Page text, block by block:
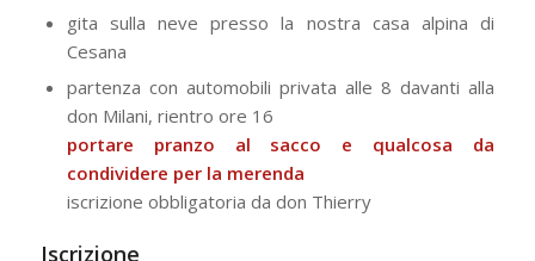
gita sulla neve presso la nostra casa alpina di
Cesana
partenza con automobili privata alle 8 davanti alla
don Milani, rientro ore 16
portare pranzo al sacco e qualcosa da
condividere per la merenda
iscrizione obbligatoria da don Thierry
Iscrizione